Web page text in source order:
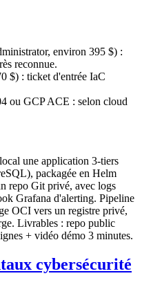
environ 395 $) :
reconnue.
$) : ticket d'entrée IaC
ou GCP ACE : selon cloud
une application 3-tiers
packagée en Helm
repo Git privé, avec logs
Grafana d'alerting. Pipeline
OCI vers un registre privé,
Livrables : repo public
+ vidéo démo 3 minutes.
cybersécurité